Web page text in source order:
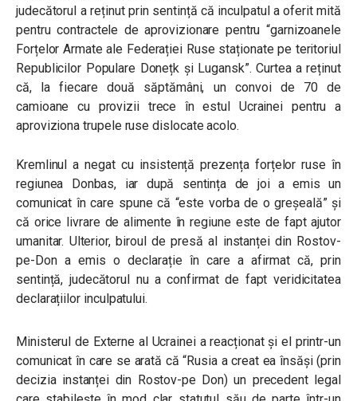
judecătorul a reținut prin sentință că inculpatul a oferit mită
pentru contractele de aprovizionare pentru “garnizoanele
Forțelor Armate ale Federației Ruse staționate pe teritoriul
Republicilor Populare Donețk și Lugansk”. Curtea a reținut
că, la fiecare două săptămâni, un convoi de 70 de
camioane cu provizii trece în estul Ucrainei pentru a
aproviziona trupele ruse dislocate acolo.
Kremlinul a negat cu insistență prezența forțelor ruse în
regiunea Donbas, iar după sentința de joi a emis un
comunicat în care spune că “este vorba de o greșeală” și
că orice livrare de alimente în regiune este de fapt ajutor
umanitar. Ulterior, biroul de presă al instanței din Rostov-
pe-Don a emis o declarație în care a afirmat că, prin
sentință, judecătorul nu a confirmat de fapt veridicitatea
declarațiilor inculpatului.
Ministerul de Externe al Ucrainei a reacționat și el printr-un
comunicat în care se arată că “Rusia a creat ea însăși (prin
decizia instanței din Rostov-pe Don) un precedent legal